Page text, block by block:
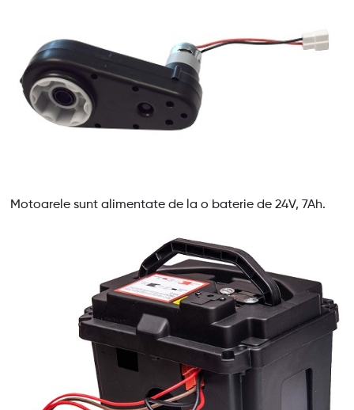
Motoarele sunt alimentate de la o baterie de 24V, 7Ah.